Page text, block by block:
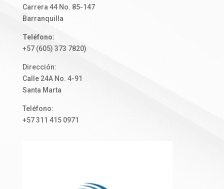
Carrera 44 No. 85-147
Barranquilla
Teléfono:
+57 (605) 373 7820)
Dirección:
Calle 24A No. 4-91
Santa Marta
Teléfono:
+57 311 415 0971